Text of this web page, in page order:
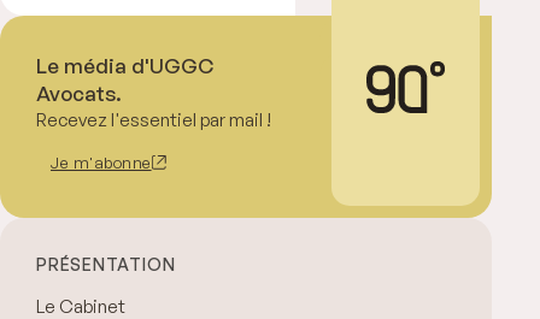
Le média d'UGGC
Avocats.
Recevez l'essentiel par mail !
Je m'abonne
PRÉSENTATION
Le Cabinet